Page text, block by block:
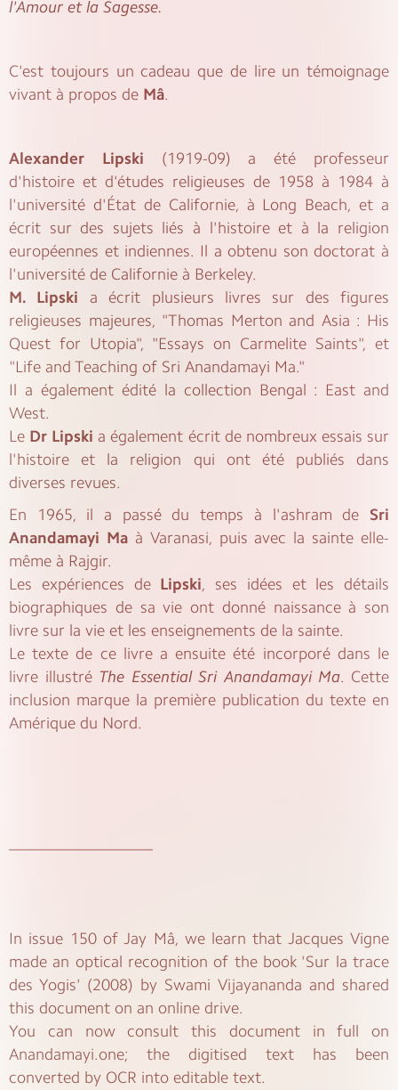
l'Amour et la Sagesse.
C'est toujours un cadeau que de lire un témoignage
vivant à propos de Mâ.
Alexander Lipski (1919-09) a été professeur
d'histoire et d'études religieuses de 1958 à 1984 à
l'université d'État de Californie, à Long Beach, et a
écrit sur des sujets liés à l'histoire et à la religion
européennes et indiennes. Il a obtenu son doctorat à
l'université de Californie à Berkeley.
M. Lipski a écrit plusieurs livres sur des figures
religieuses majeures, "Thomas Merton and Asia : His
Quest for Utopia", "Essays on Carmelite Saints", et
"Life and Teaching of Sri Anandamayi Ma."
Il a également édité la collection Bengal : East and
West.
Le Dr Lipski a également écrit de nombreux essais sur
l'histoire et la religion qui ont été publiés dans
diverses revues.
En 1965, il a passé du temps à l'ashram de Sri
Anandamayi Maà Varanasi, puis avec la sainte elle-
même à Rajgir.
Les expériences de Lipski, ses idées et les détails
biographiques de sa vie ont donné naissance à son
livre sur la vie et les enseignements de la sainte.
Le texte de ce livre a ensuite été incorporé dans le
livre illustré The Essential Sri Anandamayi Ma. Cette
inclusion marque la première publication du texte en
Amérique du Nord.
In issue 150 of Jay Mâ, we learn that Jacques Vigne
made an optical recognition of the book 'Sur la trace
des Yogis' (2008) by Swami Vijayananda and shared
this document on an online drive.
You can now consult this document in full on
Anandamayi.one; the digitised text has been
converted by OCR into editable text.